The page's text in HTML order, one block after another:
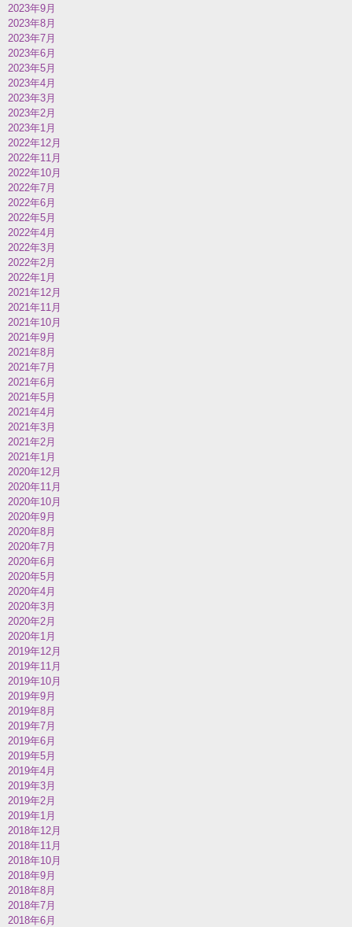
2023年9月
2023年8月
2023年7月
2023年6月
2023年5月
2023年4月
2023年3月
2023年2月
2023年1月
2022年12月
2022年11月
2022年10月
2022年7月
2022年6月
2022年5月
2022年4月
2022年3月
2022年2月
2022年1月
2021年12月
2021年11月
2021年10月
2021年9月
2021年8月
2021年7月
2021年6月
2021年5月
2021年4月
2021年3月
2021年2月
2021年1月
2020年12月
2020年11月
2020年10月
2020年9月
2020年8月
2020年7月
2020年6月
2020年5月
2020年4月
2020年3月
2020年2月
2020年1月
2019年12月
2019年11月
2019年10月
2019年9月
2019年8月
2019年7月
2019年6月
2019年5月
2019年4月
2019年3月
2019年2月
2019年1月
2018年12月
2018年11月
2018年10月
2018年9月
2018年8月
2018年7月
2018年6月